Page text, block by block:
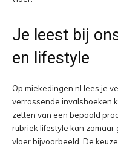
Je leest bij
en lifestyle
Op miekedingen.nl lees je
verrassende invalshoeken
zetten van een bepaald
rubriek lifestyle kan
vloer bijvoorbeeld. De